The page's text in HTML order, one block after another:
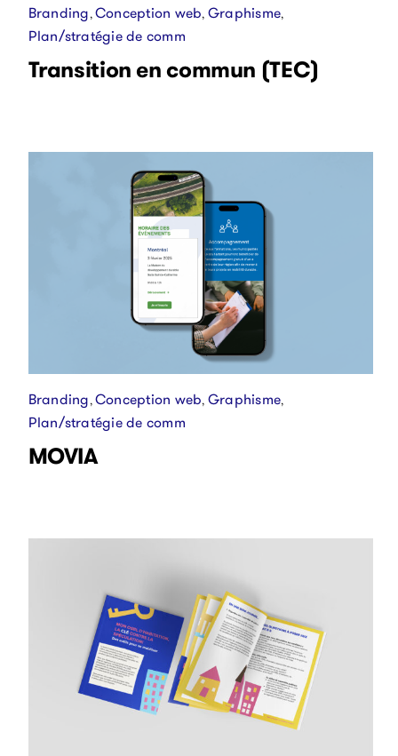
Transition en commun (TEC)
Branding,Conception web, Graphisme,
Plan/stratégie de comm
MOVIA
Branding,Conception web, Graphisme,
Plan/stratégie de comm